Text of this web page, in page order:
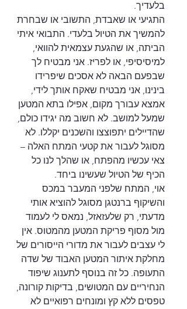
בלעדיך.
התגיעי או שאבדת, התשובי או שבחרת
להמשיך את הטיול בלעדי. התבואי איתי
הביתה, או שהגעת עצמאית להוואי,
למיסיסיפי, או לפריז. אני מבטיח לך
שבפעם הבאה לא אסכים שיפרידו
בינינו, אני מבטיח שאקח אותך לידי,
אמצא עבורך מקום, אפילו בתא המטען
שמעל למושב. לא חשוב מה יגידו כולם,
שהדיילים יתפוצצו והשכנים יקללו. לא
מסוגל לעבור את קטעי המתח האלה –
צאי עכשיו מהפתח, או שהלך לנו כל
הכיף של הטיול שעשינו ביחד.
אוי, המתח שלפני המעבר במכס
והשיקוף ברנטגן מסוגל להוציא אותי
מדעתי, רק שלעזאזל, נמאס לי לעמוד
מול מסוף פריקת המטען מהמטוס. אין
לי עצבים לעבור את מדורי הייסורים של
מחלקת איתור המטען האבוד של שדה
התעופה. כל זה בנוסף לתענוג שיפוד
הנחיריים עם המטושים, בדיקות קורונה,
טפסים ללא קץ ומונחים רפואיים לא